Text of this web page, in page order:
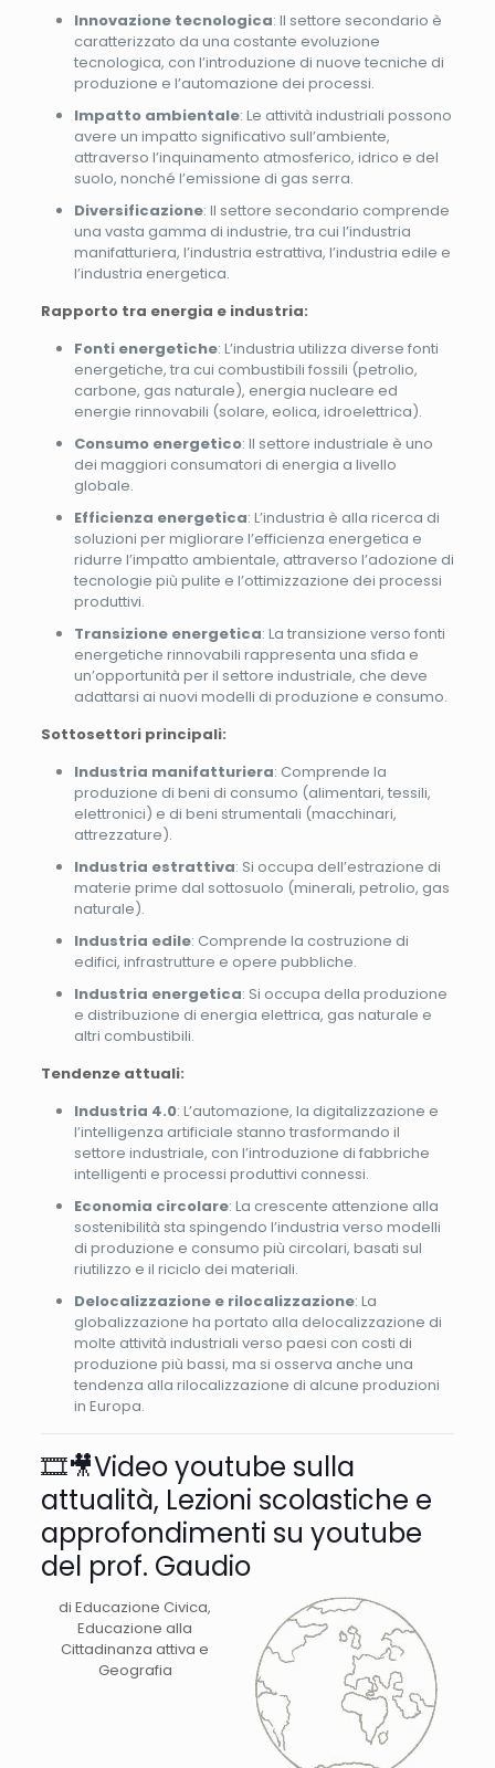
Innovazione tecnologica: Il settore secondario è
caratterizzato da una costante evoluzione
tecnologica, con l’introduzione di nuove tecniche di
produzione e l’automazione dei processi.
Impatto ambientale: Le attività industriali possono
avere un impatto significativo sull’ambiente,
attraverso l’inquinamento atmosferico, idrico e del
suolo, nonché l’emissione di gas serra.
Diversificazione: Il settore secondario comprende
una vasta gamma di industrie, tra cui l’industria
manifatturiera, l’industria estrattiva, l’industria edile e
l’industria energetica.
Rapporto tra energia e industria:
Fonti energetiche: L’industria utilizza diverse fonti
energetiche, tra cui combustibili fossili (petrolio,
carbone, gas naturale), energia nucleare ed
energie rinnovabili (solare, eolica, idroelettrica).
Consumo energetico: Il settore industriale è uno
dei maggiori consumatori di energia a livello
globale.
Efficienza energetica: L’industria è alla ricerca di
soluzioni per migliorare l’efficienza energetica e
ridurre l’impatto ambientale, attraverso l’adozione di
tecnologie più pulite e l’ottimizzazione dei processi
produttivi.
Transizione energetica: La transizione verso fonti
energetiche rinnovabili rappresenta una sfida e
un’opportunità per il settore industriale, che deve
adattarsi ai nuovi modelli di produzione e consumo.
Sottosettori principali:
Industria manifatturiera: Comprende la
produzione di beni di consumo (alimentari, tessili,
elettronici) e di beni strumentali (macchinari,
attrezzature).
Industria estrattiva: Si occupa dell’estrazione di
materie prime dal sottosuolo (minerali, petrolio, gas
naturale).
Industria edile: Comprende la costruzione di
edifici, infrastrutture e opere pubbliche.
Industria energetica: Si occupa della produzione
e distribuzione di energia elettrica, gas naturale e
altri combustibili.
Tendenze attuali:
Industria 4.0: L’automazione, la digitalizzazione e
l’intelligenza artificiale stanno trasformando il
settore industriale, con l’introduzione di fabbriche
intelligenti e processi produttivi connessi.
Economia circolare: La crescente attenzione alla
sostenibilità sta spingendo l’industria verso modelli
di produzione e consumo più circolari, basati sul
riutilizzo e il riciclo dei materiali.
Delocalizzazione e rilocalizzazione: La
globalizzazione ha portato alla delocalizzazione di
molte attività industriali verso paesi con costi di
produzione più bassi, ma si osserva anche una
tendenza alla rilocalizzazione di alcune produzioni
in Europa.
🎞️🎥​Video youtube sulla
attualità, Lezioni scolastiche e
approfondimenti su youtube
del prof. Gaudio
di Educazione Civica,
Educazione alla
Cittadinanza attiva e
Geografia